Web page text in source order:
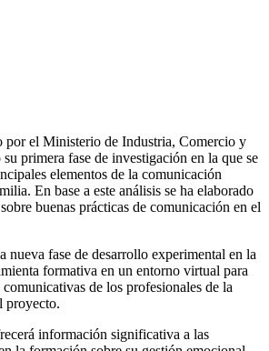
por el Ministerio de Industria, Comercio y
primera fase de investigación en la que se
elementos de la comunicación
En base a este análisis se ha elaborado
buenas prácticas de comunicación en el
nueva fase de desarrollo experimental en la
formativa en un entorno virtual para
de los profesionales de la
proyecto.
información significativa a las